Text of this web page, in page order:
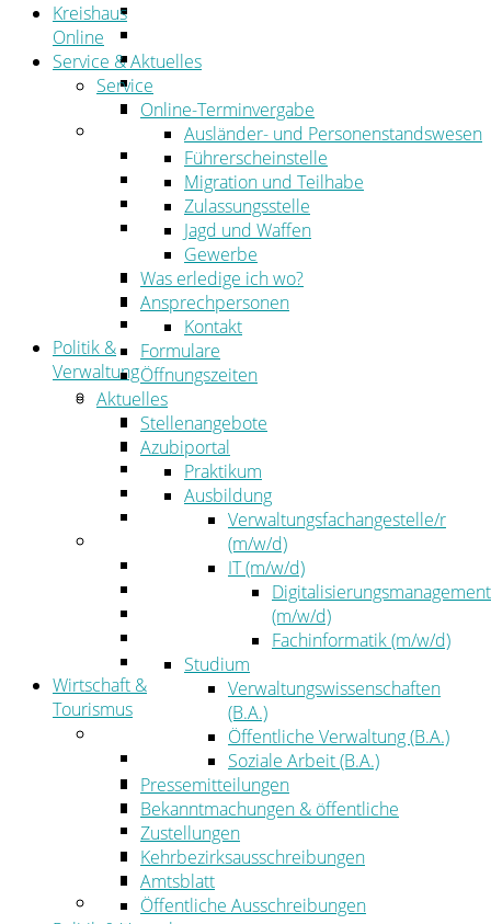
Ansprechpersonen
Formulare
Öffnungszeiten
Aktuelles
Stellenangebote
Azubiportal
Pressemitteilungen
Bekanntmachungen & öffentliche
Zustellungen
Kehrbezirksausschreibungen
Amtsblatt
Öffentliche Ausschreibungen
Politik &
Verwaltung
Politik
Kreistag
Kreistagsinformationssystem
Bürgerinformationssystem
Wahlen
Der Landrat
Kommunalaufsicht
Zahlen, Daten, Fakten
Wirtschaft &
Tourismus
Wirtschaftsförderung
Gewerbeflächen und Unternehmen
Arbeitgeberservice
Mobilfunk & Breitband
Straßen- und Radwegebau
Landwirtschaft
Tourismus
Kreishaus
Online
Service & Aktuelles
Service
Online-Terminvergabe
Ausländer- und Personenstandswesen
Führerscheinstelle
Migration und Teilhabe
Zulassungsstelle
Jagd und Waffen
Gewerbe
Was erledige ich wo?
Ansprechpersonen
Kontakt
Formulare
Öffnungszeiten
Aktuelles
Stellenangebote
Azubiportal
Praktikum
Ausbildung
Verwaltungsfachangestelle/r
(m/w/d)
IT (m/w/d)
Digitalisierungsmanagement
(m/w/d)
Fachinformatik (m/w/d)
Studium
Verwaltungswissenschaften
(B.A.)
Öffentliche Verwaltung (B.A.)
Soziale Arbeit (B.A.)
Pressemitteilungen
Bekanntmachungen & öffentliche
Zustellungen
Kehrbezirksausschreibungen
Amtsblatt
Öffentliche Ausschreibungen